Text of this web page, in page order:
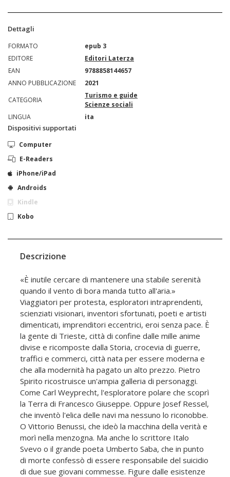
Dettagli
FORMATO
epub 3
EDITORE
Editori Laterza
EAN
9788858144657
ANNO PUBBLICAZIONE
2021
CATEGORIA
Turismo e guide
Scienze sociali
LINGUA
ita
Dispositivi supportati
Computer
E-Readers
iPhone/iPad
Androids
Kindle
Kobo
Descrizione
«È inutile cercare di mantenere una stabile serenità
quando il vento di bora manda tutto all'aria.»
Viaggiatori per protesta, esploratori intraprendenti,
scienziati visionari, inventori sfortunati, poeti e artisti
dimenticati, imprenditori eccentrici, eroi senza pace. È
la gente di Trieste, città di confine dalle mille anime
divise e ricomposte dalla Storia, crocevia di guerre,
traffici e commerci, città nata per essere moderna e
che alla modernità ha pagato un alto prezzo. Pietro
Spirito ricostruisce un'ampia galleria di personaggi.
Come Carl Weyprecht, l'esploratore polare che scoprì
la Terra di Francesco Giuseppe. Oppure Josef Ressel,
che inventò l'elica delle navi ma nessuno lo riconobbe.
O Vittorio Benussi, che ideò la macchina della verità e
morì nella menzogna. Ma anche lo scrittore Italo
Svevo o il grande poeta Umberto Saba, che in punto
di morte confessò di essere responsabile del suicidio
di due sue giovani commesse. Figure dalle esistenze